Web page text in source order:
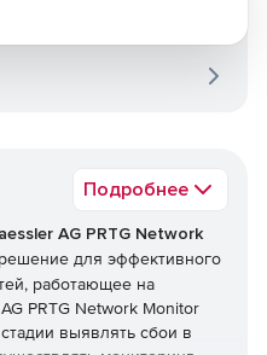
Подробнее
AG PRTG Network
для эффективного
работающее на
PRTG Network Monitor
выявлять сбои в